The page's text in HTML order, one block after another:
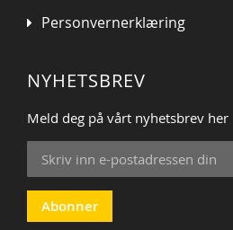
Personvernerklæring
NYHETSBREV
Meld deg på vårt nyhetsbrev her
Sign
Up
for
Our
Newsletter:
Abonner